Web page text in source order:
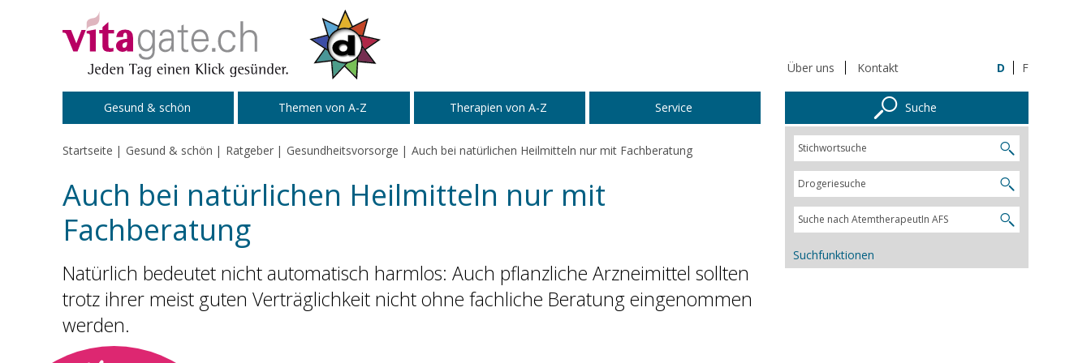
Über uns Kontakt D F
Gesund & schön Themen von A-Z Therapien von A-Z Service
Startseite Gesund & schön Ratgeber Gesundheitsvorsorge Auch bei natürlichen Heilmitteln nur mit Fachberatung
Auch bei natürlichen Heilmitteln nur mit
Fachberatung
Natürlich bedeutet nicht automatisch harmlos: Auch pflanzliche Arzneimittel sollten
trotz ihrer meist guten Verträglichkeit nicht ohne fachliche Beratung eingenommen
werden.
Suche
Suchfunktionen